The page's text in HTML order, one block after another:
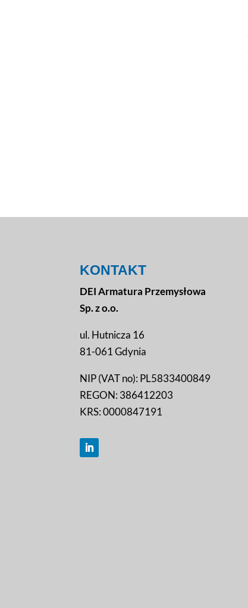
KONTAKT
DEI Armatura Przemysłowa
Sp. z o.o.
ul. Hutnicza 16
81-061 Gdynia
NIP (VAT no): PL5833400849
REGON: 386412203
KRS: 0000847191